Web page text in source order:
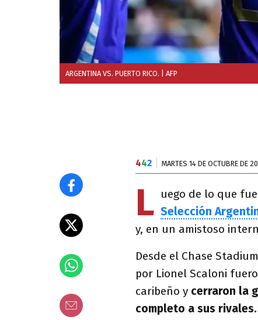
ARGENTINA VS. PUERTO RICO. | AFP
442 MARTES 14 DE OCTUBRE DE
L uego de lo que
Selección
y, en un amistoso
Desde el Chase
por Lionel Scaloni
caribeño y cerraron la
completo a sus rivales.